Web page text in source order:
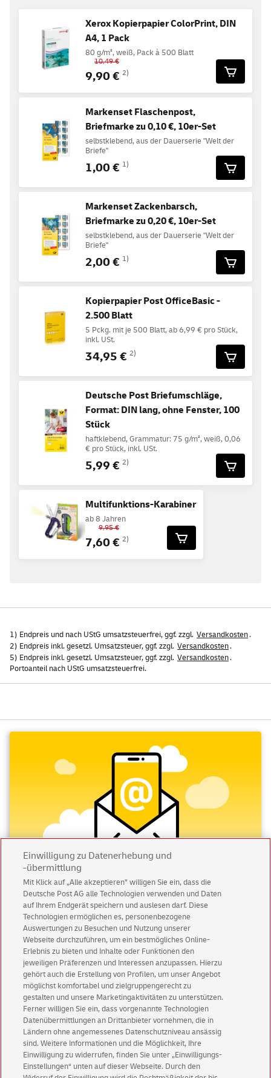
Xerox Kopierpapier ColorPrint, DIN
A4, 1 Pack
80 g/m², weiß, Pack à 500 Blatt
10,49 €
9,90 € 2)
Markenset Flaschenpost,
Briefmarke zu 0,10 €, 10er-Set
selbstklebend, aus der Dauerserie "Welt der
Briefe"
1,00 € 1)
Markenset Zackenbarsch,
Briefmarke zu 0,20 €, 10er-Set
selbstklebend, aus der Dauerserie "Welt der
Briefe"
2,00 € 1)
Kopierpapier Post OfficeBasic -
2.500 Blatt
5 Pckg. mit je 500 Blatt, ab 6,99 € pro Stück,
inkl. USt.
34,95 € 2)
Deutsche Post Briefumschläge,
Format: DIN lang, ohne Fenster, 100
Stück
haftklebend, Grammatur: 75 g/m², weiß, 0,06
€ pro Stück, inkl. USt.
5,99 € 2)
Multifunktions-Karabiner
ab 8 Jahren
9,95 €
7,60 € 2)
1) Endpreis und nach UStG umsatzsteuerfrei, ggf. zzgl. Versandkosten.
2) Endpreis inkl. gesetzl. Umsatzsteuer, ggf. zzgl. Versandkosten.
5) Endpreis inkl. gesetzl. Umsatzsteuer, ggf. zzgl. Versandkosten.
Portoanteil nach UStG umsatzsteuerfrei.
Abonnieren Sie unseren Newsletter
Immer informiert über exklusive Angebote und
Aktionen - jetzt mit Vorteil
Privatkundensichern sich einen5 € Gutschein
für POSTSCAN!
Geschäftskundenerhalten einen5 € Gutschein
für Briefmarke individuell!
Zur Newsletter-Anmeldung
Einwilligung zu Datenerhebung und
-übermittlung
Mit Klick auf „Alle akzeptieren” willigen Sie ein, dass die
Deutsche Post AG alle Technologien verwenden und Daten
auf Ihrem Endgerät speichern und auslesen darf. Diese
Technologien ermöglichen es, personenbezogene
Auswertungen zu Besuchen und Nutzung unserer
Webseite durchzuführen, um ein bestmögliches Online-
Erlebnis zu bieten und Inhalte oder Funktionen den
jeweiligen Präferenzen und Interessen anzupassen. Hierzu
gehört auch die Erstellung von Profilen, um unser Angebot
möglichst komfortabel und zielgruppengerecht zu
gestalten und unsere Marketingaktivitäten zu unterstützen.
Ferner willigen Sie ein, dass vorgenannte Technologien
Datenübermittlungen an Drittanbieter vornehmen, die in
Ländern ohne angemessenes Datenschutzniveau ansässig
sind. Weitere Informationen und die Möglichkeit, Ihre
Einwilligung zu widerrufen, finden Sie unter „Einwilligungs-
Einstellungen“ unten auf dieser Webseite. Durch den